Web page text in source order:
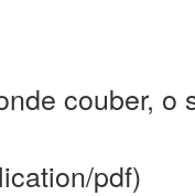
couber,
pdf)